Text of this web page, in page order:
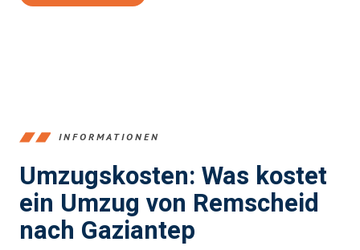
INFORMATIONEN
Umzugskosten: Was kostet
ein Umzug von Remscheid
nach Gaziantep